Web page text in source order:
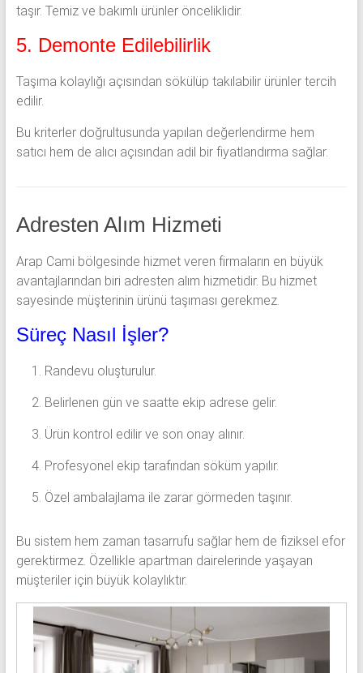
taşır. Temiz ve bakımlı ürünler önceliklidir.
5. Demonte Edilebilirlik
Taşıma kolaylığı açısından sökülüp takılabilir ürünler tercih
edilir.
Bu kriterler doğrultusunda yapılan değerlendirme hem
satıcı hem de alıcı açısından adil bir fiyatlandırma sağlar.
Adresten Alım Hizmeti
Arap Cami bölgesinde hizmet veren firmaların en büyük
avantajlarından biri adresten alım hizmetidir. Bu hizmet
sayesinde müşterinin ürünü taşıması gerekmez.
Süreç Nasıl İşler?
Randevu oluşturulur.
Belirlenen gün ve saatte ekip adrese gelir.
Ürün kontrol edilir ve son onay alınır.
Profesyonel ekip tarafından söküm yapılır.
Özel ambalajlama ile zarar görmeden taşınır.
Bu sistem hem zaman tasarrufu sağlar hem de fiziksel efor
gerektirmez. Özellikle apartman dairelerinde yaşayan
müşteriler için büyük kolaylıktır.